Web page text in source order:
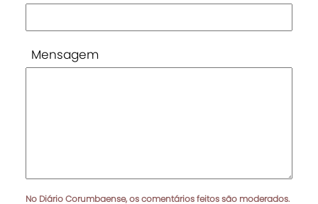
Mensagem
No Diário Corumbaense, os comentários feitos são moderados.